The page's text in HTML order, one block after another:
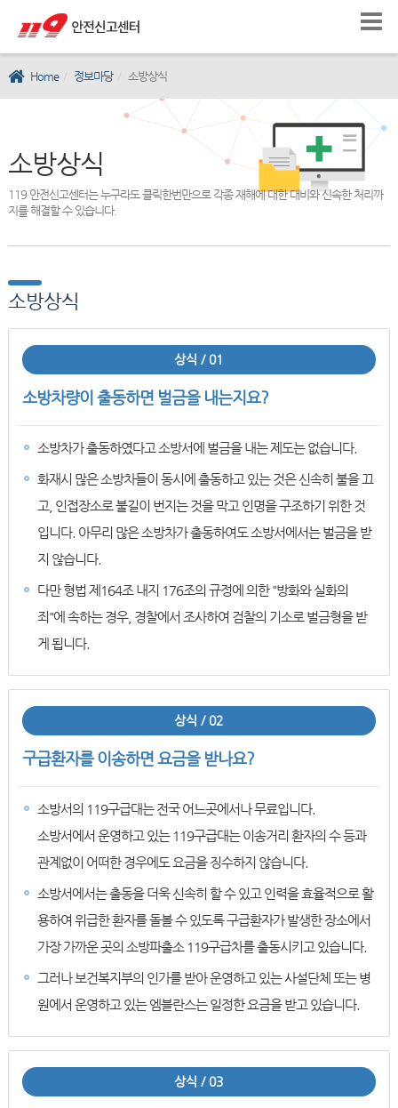
Home 정보마당 소방상식
소방상식
119 안전신고센터는 누구라도 클릭한번만으로 각종 재해에 대한 대비와 신속한 처리까
지를 해결할 수 있습니다.
소방상식
상식 / 01
소방차량이 출동하면 벌금을 내는지요?
소방차가 출동하였다고 소방서에 벌금을 내는 제도는 없습니다.
화재시 많은 소방차들이 동시에 출동하고 있는 것은 신속히 불을 끄
고, 인접장소로 불길이 번지는 것을 막고 인명을 구조하기 위한 것
입니다. 아무리 많은 소방차가 출동하여도 소방서에서는 벌금을 받
지 않습니다.
다만 형법 제164조 내지 176조의 규정에 의한 "방화와 실화의
죄"에 속하는 경우, 경찰에서 조사하여 검찰의 기소로 벌금형을 받
게 됩니다.
상식 / 02
구급환자를 이송하면 요금을 받나요?
소방서의 119구급대는 전국 어느곳에서나 무료입니다.
소방서에서 운영하고 있는 119구급대는 이송거리 환자의 수 등과
관계없이 어떠한 경우에도 요금을 징수하지 않습니다.
소방서에서는 출동을 더욱 신속히 할 수 있고 인력을 효율적으로 활
용하여 위급한 환자를 돌볼 수 있도록 구급환자가 발생한 장소에서
가장 가까운 곳의 소방파출소 119구급차를 출동시키고 있습니다.
그러나 보건복지부의 인가를 받아 운영하고 있는 사설단체 또는 병
원에서 운영하고 있는 엠블란스는 일정한 요금을 받고 있습니다.
상식 / 03